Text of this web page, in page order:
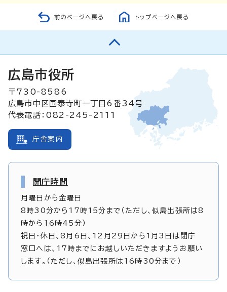
前のページへ戻る トップページへ戻る
広島市役所
〒730-8586
広島市中区国泰寺町一丁目6番34号
代表電話：082-245-2111
庁舎案内
開庁時間
月曜日から金曜日
8時30分から17時15分まで（ただし、似島出張所は8
時から16時45分）
祝日・休日、8月6日、12月29日から1月3日は閉庁
窓口へは、17時までにお越しいただきますようお願い
します。（ただし、似島出張所は16時30分まで）